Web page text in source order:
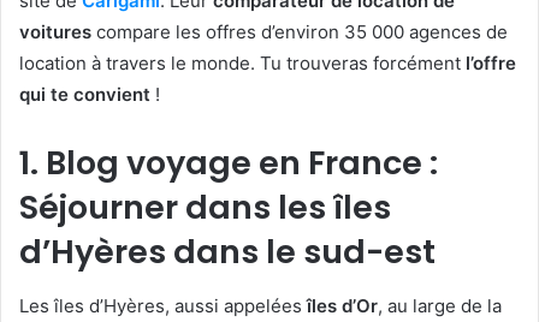
voitures compare les offres d’environ 35 000 agences de
location à travers le monde. Tu trouveras forcément l’offre
qui te convient !
1. Blog voyage en France :
Séjourner dans les îles
d’Hyères dans le sud-est
Les îles d’Hyères, aussi appeléesîles d’Or, au large de la